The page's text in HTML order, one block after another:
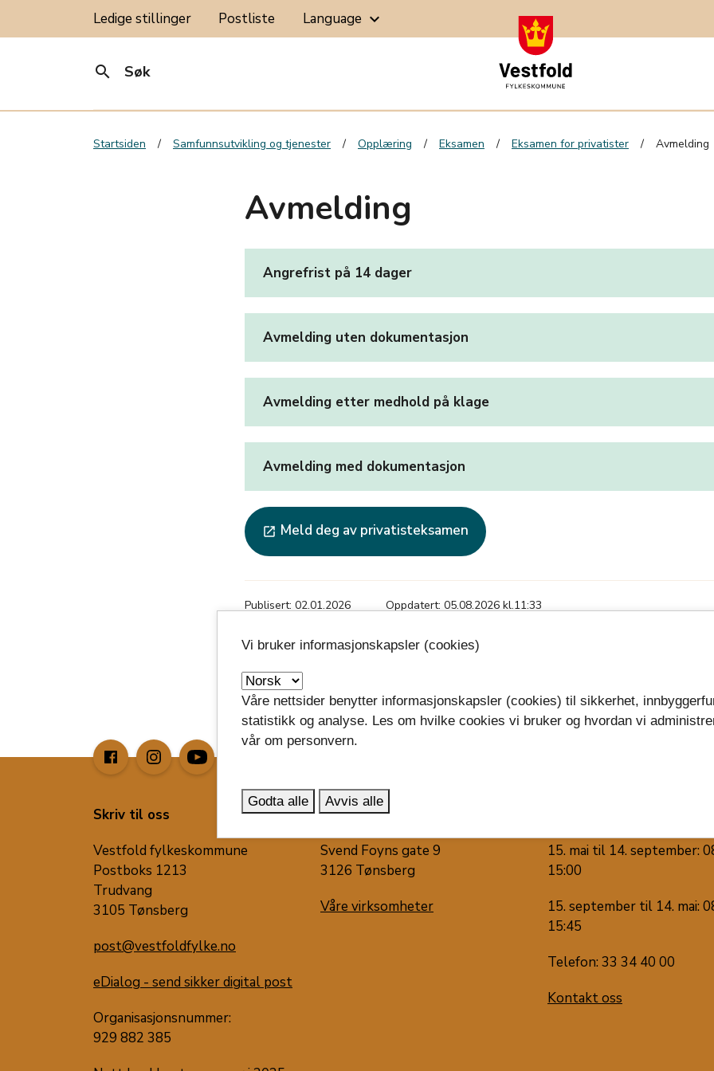
Ledige stillinger Postliste Language keyboard_arrow_down
search Søk
Startsiden Samfunnsutvikling og tjenester Opplæring Eksamen Eksamen for privatister Avmelding
Avmelding
Angrefrist på 14 dager
Avmelding uten dokumentasjon
Avmelding etter medhold på klage
Avmelding med dokumentasjon
launch Meld deg av privatisteksamen
Publisert: 02.01.2026 Oppdatert: 05.08.2026 kl.11:33
Skriv til oss
Vestfold fylkeskommune
Postboks 1213
Trudvang
3105 Tønsberg
post@vestfoldfylke.no
eDialog - send sikker digital post
Organisasjonsnummer:
929 882 385
Besøk oss
Svend Foyns gate 9
3126 Tønsberg
Våre virksomheter
15. mai til 14. september:
15:00
15. september til 14. mai:
15:45
Telefon: 33 34 40 00
Kontakt oss
Vi bruker informasjonskapsler (cookies)
Våre nettsider benytter informasjonskapsler (cookies) til sikkerhet,
statistikk og analyse. Les om hvilke cookies vi bruker og hvordan vi
vår om personvern.
Godta alle Avvis alle